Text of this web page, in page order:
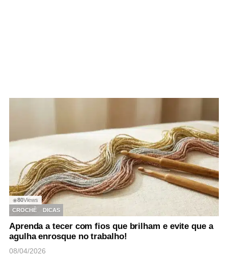
◉80Views
CROCHÊ
DICAS
Aprenda a tecer com fios que brilham e evite que a
agulha enrosque no trabalho!
08/04/2026